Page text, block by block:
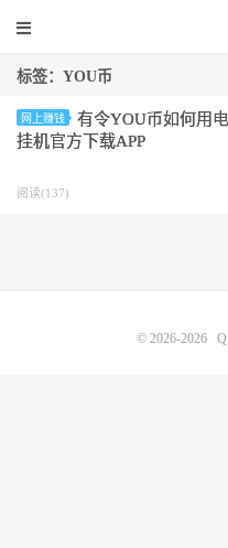
标签：YOU币
网上赚钱
有令YOU币如何用
挂机官方下载APP
阅读(137)
© 2026-2026